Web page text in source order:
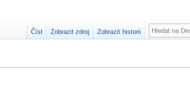
Číst Zobrazit zdroj Zobrazit historii Hledat